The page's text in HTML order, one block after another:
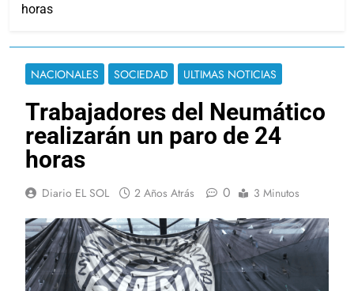
horas
NACIONALES SOCIEDAD ULTIMAS NOTICIAS
Trabajadores del Neumático
realizarán un paro de 24
horas
Diario EL SOL 2 Años Atrás 0 3 Minutos